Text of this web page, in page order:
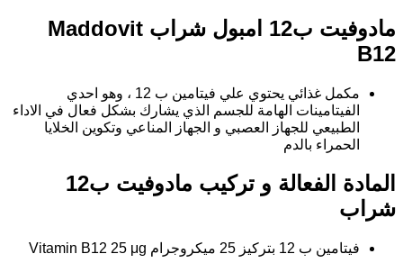
مادوفيت ب12 امبول شراب Maddovit
B12
مكمل غذائي يحتوي علي فيتامين ب 12 ، وهو احدي
الفيتامينات الهامة للجسم الذي يشارك بشكل فعال في الاداء
الطبيعي للجهاز العصبي و الجهاز المناعي وتكوين الخلايا
الحمراء بالدم
المادة الفعالة و تركيب مادوفيت ب12
شراب
فيتامين ب 12 بتركيز 25 ميكروجرام Vitamin B12 25 μg